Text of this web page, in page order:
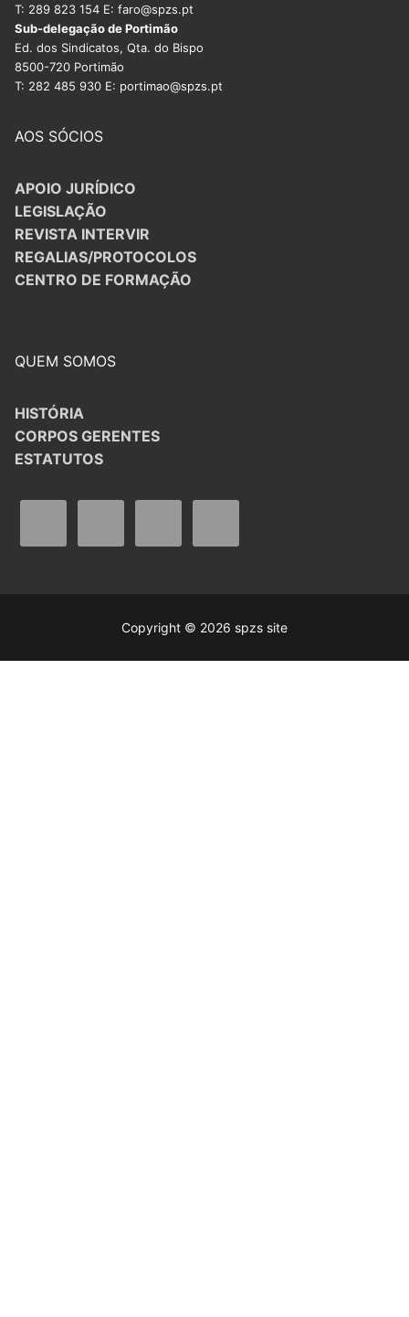
T: 289 823 154 E: faro@spzs.pt
Sub-delegação de Portimão
Ed. dos Sindicatos, Qta. do Bispo
8500-720 Portimão
T: 282 485 930 E: portimao@spzs.pt
AOS SÓCIOS
APOIO JURÍDICO
LEGISLAÇÃO
REVISTA INTERVIR
REGALIAS/PROTOCOLOS
CENTRO DE FORMAÇÃO
QUEM SOMOS
HISTÓRIA
CORPOS GERENTES
ESTATUTOS
Copyright © 2026 spzs site